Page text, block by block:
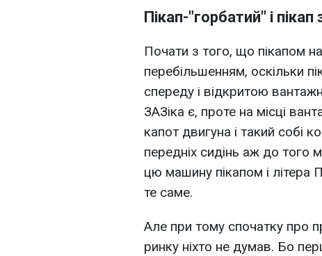
Пікап-"горбатий" і пікап
Почати з того, що пікапом
перебільшенням, оскільки
спереду і відкритою
ЗАЗіка є, проте на місці
капот двигуна і такий собі
передніх сидінь аж до
цю машину пікапом і літера
те саме.
Але при тому спочатку про
ринку ніхто не думав. Бо